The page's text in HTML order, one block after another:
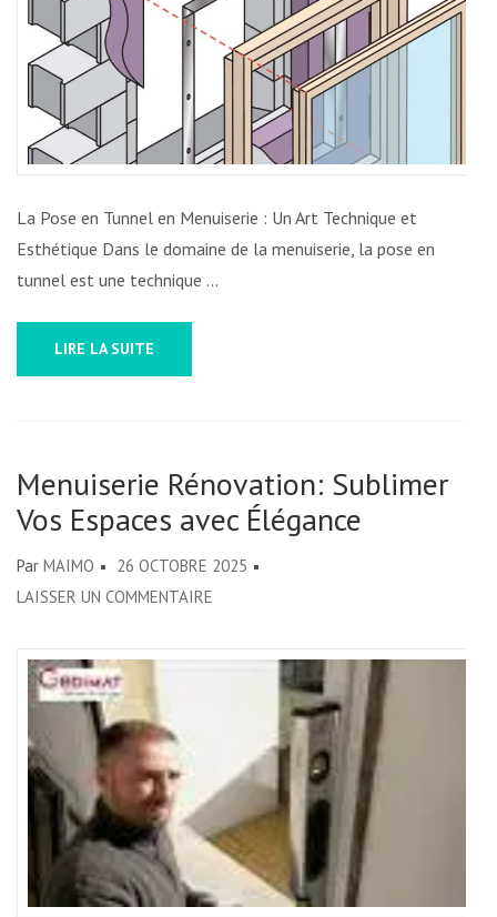
POSE
DE
La Pose en Tunnel en Menuiserie : Un Art Technique et
Esthétique Dans le domaine de la menuiserie, la pose en
tunnel est une technique …
LIRE LA SUITE
Menuiserie Rénovation: Sublimer
Vos Espaces avec Élégance
Par MAIMO
26 OCTOBRE 2025
LAISSER UN COMMENTAIRE
RÉNOVATION:
SUBLIMER
ESPACES
AVEC
ÉLÉGANCE